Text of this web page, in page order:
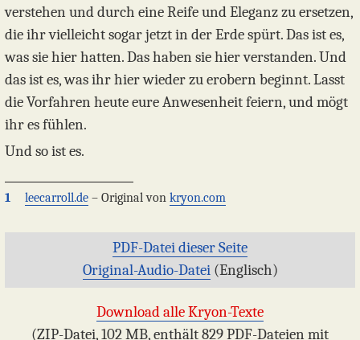
verstehen und durch eine Reife und Eleganz zu ersetzen,
die ihr vielleicht sogar jetzt in der Erde spürt. Das ist es,
was sie hier hatten. Das haben sie hier verstanden. Und
das ist es, was ihr hier wieder zu erobern beginnt. Lasst
die Vorfahren heute eure Anwesenheit feiern, und mögt
ihr es fühlen.
Und so ist es.
1 leecarroll.de – Original von kryon.com
PDF-Datei dieser Seite
Original-Audio-Datei(Englisch)
Download alle Kryon-Texte
(ZIP-Datei, 102 MB, enthält 829 PDF-Dateien mit